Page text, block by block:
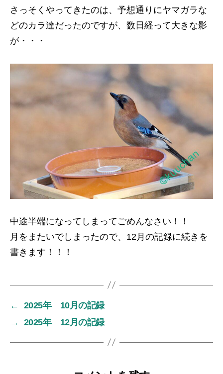
さっそくやってきたのは、予想通りにヤマガラな
どのカラ達だったのですが、数日経って大きな影
が・・・
中途半端になってしまってごめんなさい！！
月をまたいでしまったので、12月の記録に続きを
書きます！！！
←
2025年 10月の記録
→
2025年 12月の記録